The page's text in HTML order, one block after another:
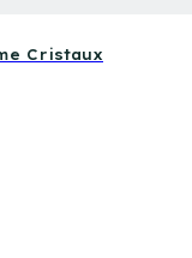
Cristaux